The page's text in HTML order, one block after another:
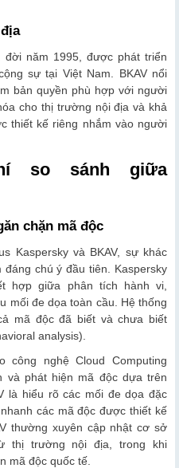
đời năm 1995, được phát triển
sự tại Việt Nam. BKAV nổi
bản quyền phù hợp với người
cho thị trường nội địa và khả
thiết kế riêng nhắm vào người
so sánh giữa
chặn mã độc
Kaspersky và BKAV, sự khác
chú ý đầu tiên. Kaspersky
hợp giữa phân tích hành vi,
mối đe dọa toàn cầu. Hệ thống
mã độc đã biết và chưa biết
analysis).
công nghệ Cloud Computing
và phát hiện mã độc dựa trên
là hiểu rõ các mối đe dọa đặc
các mã độc được thiết kế
thường xuyên cập nhật cơ sở
thị trường nội địa, trong khi
mã độc quốc tế.